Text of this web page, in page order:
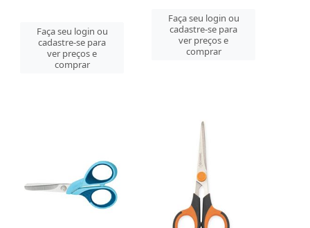
Faça seu login ou
cadastre-se para
ver preços e
comprar
Faça seu login ou
cadastre-se para
ver preços e
comprar